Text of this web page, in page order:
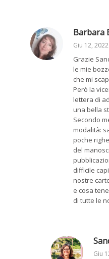
Barbara
Giu 12,
Grazie
le mie
che mi
Però la
lettera di
una bella
Secondo
modalità:
poche
del
difficile
nostre
e cosa
di tutte le
Giu